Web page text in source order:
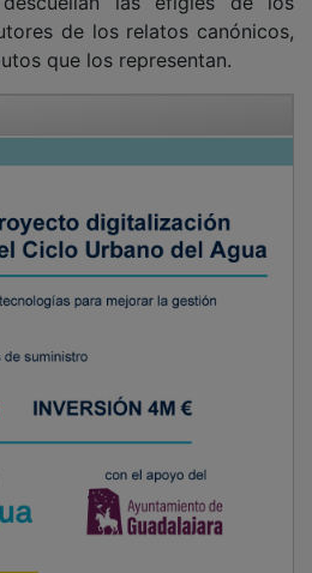
galas que hermosean la
relieves, figuras, bustos,
ahora serán restauradas,
mensaje de corte teológico,
creado con ansias de
la capilla de las Reliquias
por el gran público,
la catedral de Sigüenza.